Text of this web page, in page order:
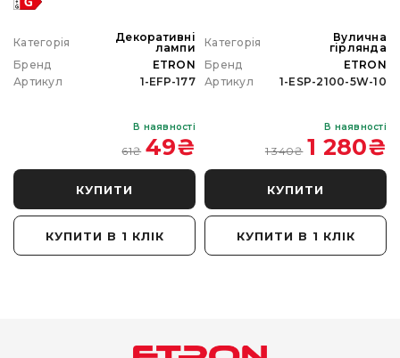
Категорія
Декоративні
лампи
Бренд
ETRON
Артикул
1-EFP-177
В наявності
61₴ 49₴
КУПИТИ
КУПИТИ В 1 КЛІК
Категорія
Вулична
гірлянда
Бренд
ETRON
Артикул
1-ESP-2100-5W-10
В наявності
1 340₴ 1 280₴
КУПИТИ
КУПИТИ В 1 КЛІК